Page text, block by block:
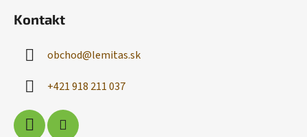
Kontakt
obchod@lemitas.sk
+421 918 211 037